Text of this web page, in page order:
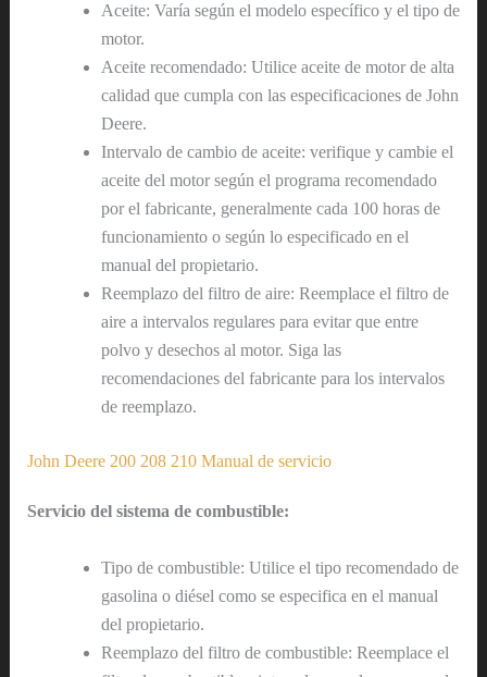
Aceite: Varía según el modelo específico y el tipo de
motor.
Aceite recomendado: Utilice aceite de motor de alta
calidad que cumpla con las especificaciones de John
Deere.
Intervalo de cambio de aceite: verifique y cambie el
aceite del motor según el programa recomendado
por el fabricante, generalmente cada 100 horas de
funcionamiento o según lo especificado en el
manual del propietario.
Reemplazo del filtro de aire: Reemplace el filtro de
aire a intervalos regulares para evitar que entre
polvo y desechos al motor. Siga las
recomendaciones del fabricante para los intervalos
de reemplazo.
John Deere 200 208 210 Manual de servicio
Servicio del sistema de combustible:
Tipo de combustible: Utilice el tipo recomendado de
gasolina o diésel como se especifica en el manual
del propietario.
Reemplazo del filtro de combustible: Reemplace el